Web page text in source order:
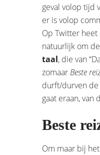
geval volop tijd
er is volop
Op Twitter
natuurlijk om de
taal, die van
zomaar Beste
durft/durven de
gaat eraan, van
Beste
Om maar bij